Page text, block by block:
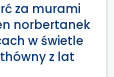
za murami
norbertanek
w świetle
z lat